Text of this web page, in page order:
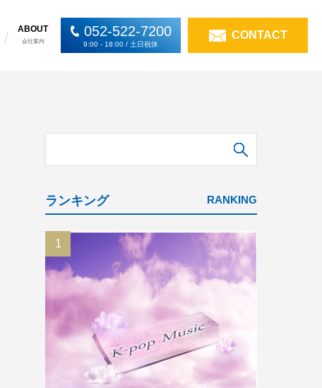
ABOUT
会社案内
052-522-7200
9:00 - 18:00 / 土日祝休
CONTACT
ランキング RANKING